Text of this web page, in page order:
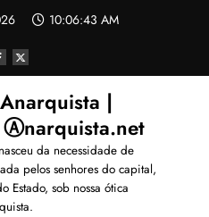
10:06:45 AM
|
da necessidade de
pelos senhores do capital,
sob nossa ótica